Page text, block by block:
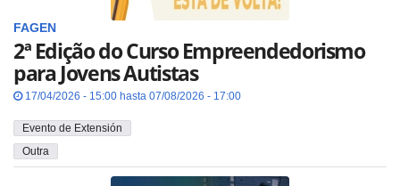
FAGEN
2ª Edição do Curso Empreendedorismo
para Jovens Autistas
17/04/2026 - 15:00 hasta 07/08/2026 - 17:00
Evento de Extensión
Outra